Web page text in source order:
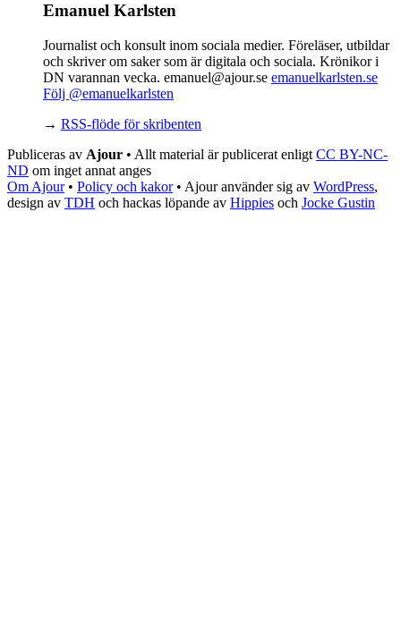
Emanuel Karlsten
Journalist och konsult inom sociala medier. Föreläser, utbildar
och skriver om saker som är digitala och sociala. Krönikor i
DN varannan vecka. emanuel@ajour.se emanuelkarlsten.se
Följ @emanuelkarlsten
→ RSS-flöde för skribenten
Publiceras av Ajour • Allt material är publicerat enligt CC BY-NC-
ND om inget annat anges
Om Ajour• Policy och kakor• Ajour använder sig av WordPress,
design av TDH och hackas löpande av Hippies och Jocke Gustin